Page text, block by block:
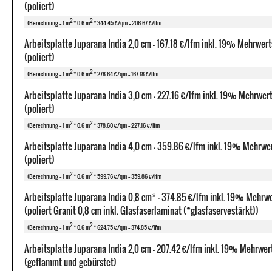
(poliert)
(Berechnung = 1 m2* 0.6 m2* 344.45 €/qm = 206.67 €/lfm
Arbeitsplatte Juparana India 2,0 cm - 167.18 €/lfm inkl. 19%
(poliert)
(Berechnung = 1 m2* 0.6 m2* 278.64 €/qm = 167.18 €/lfm
Arbeitsplatte Juparana India 3,0 cm - 227.16 €/lfm inkl. 19%
(poliert)
(Berechnung = 1 m2* 0.6 m2* 378.60 €/qm = 227.16 €/lfm
Arbeitsplatte Juparana India 4,0 cm - 359.86 €/lfm inkl. 19%
(poliert)
(Berechnung = 1 m2* 0.6 m2* 599.76 €/qm = 359.86 €/lfm
Arbeitsplatte Juparana India 0,8 cm* - 374.85 €/lfm inkl. 19%
(poliert Granit 0,8 cm inkl. Glasfaserlaminat (*glasfaservestärkt))
(Berechnung = 1 m2* 0.6 m2* 624.75 €/qm = 374.85 €/lfm
Arbeitsplatte Juparana India 2,0 cm - 207.42 €/lfm inkl. 19%
(geflammt und gebürstet)